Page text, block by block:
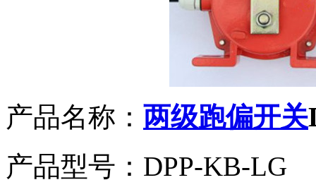
产品名称： 两级跑偏开关
产品型号：DPP-KB-LG